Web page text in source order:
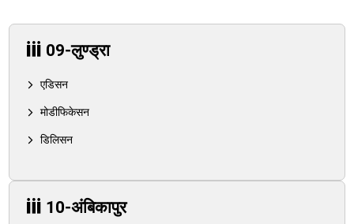
09-लुण्ड्रा
एडिसन
मोडीफिकेसन
डिलिसन
10-अंबिकापुर